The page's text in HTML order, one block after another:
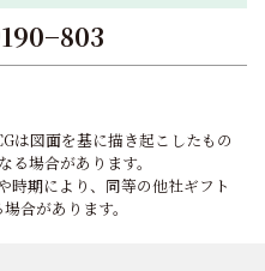
は図面を基に描き起こしたもの
場合があります。
期により、同等の他社ギフト
合があります。